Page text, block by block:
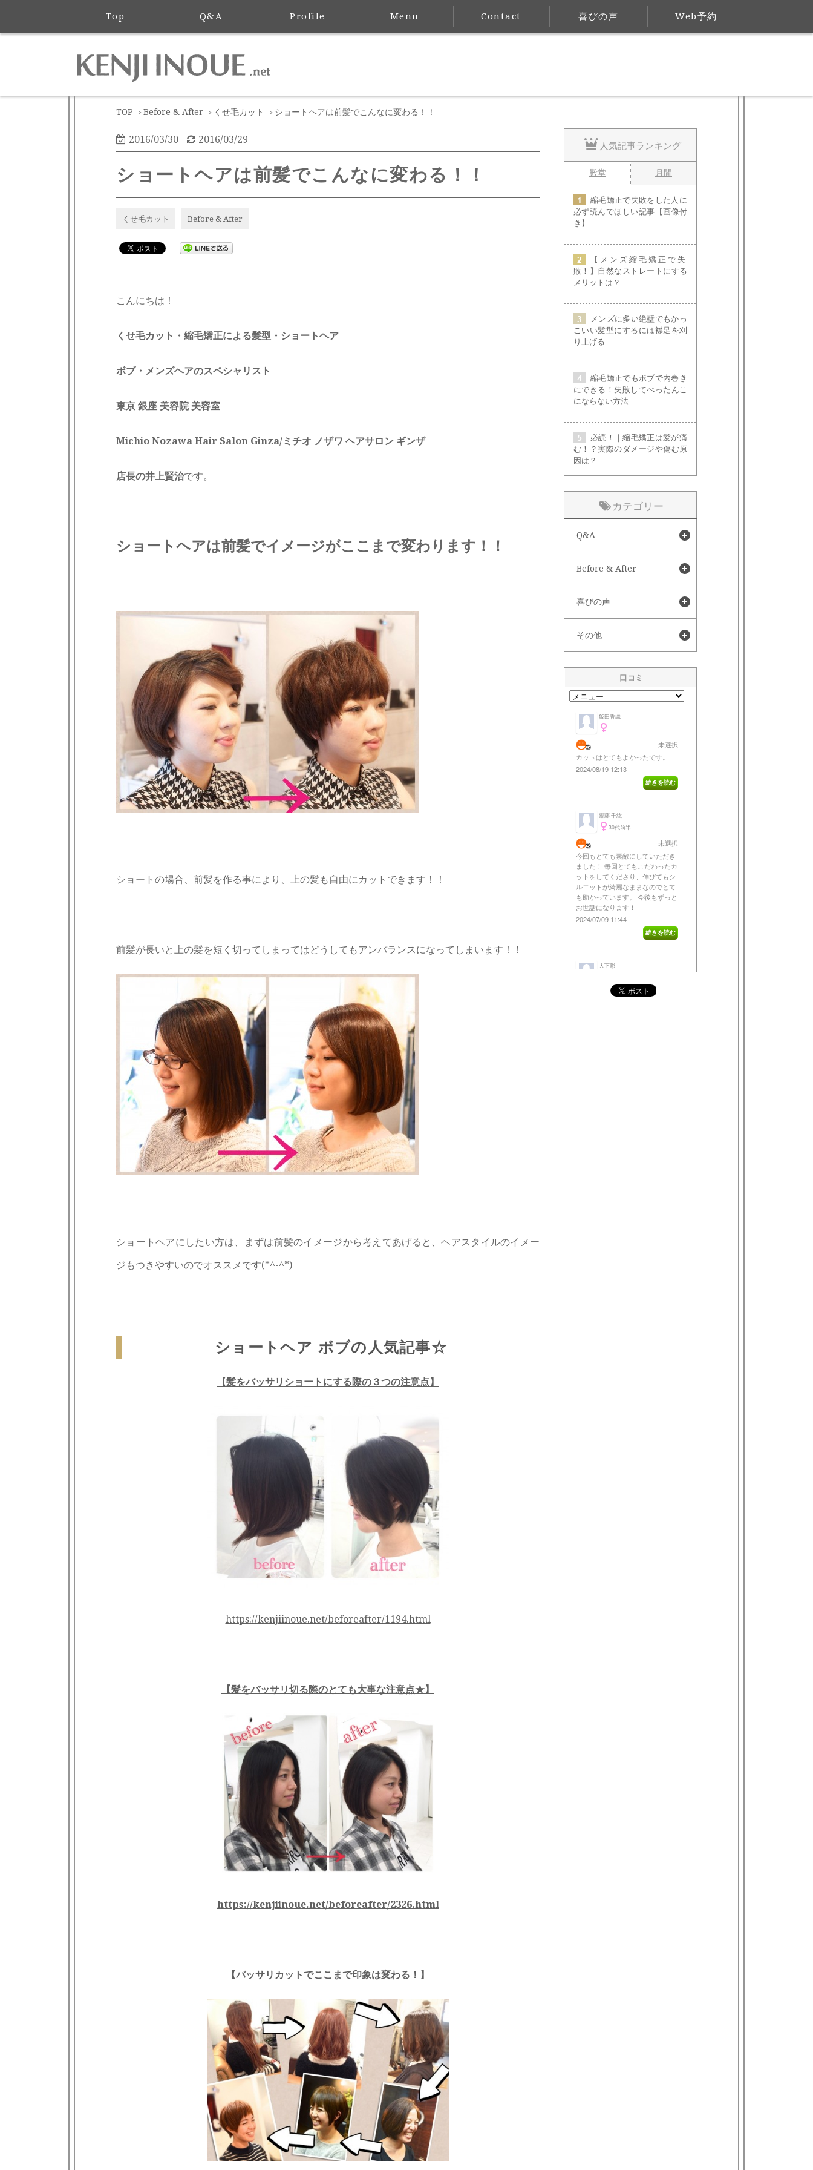
Top Q&A Profile Menu Contact 喜びの声 Web予約
TOP > Before & After > くせ毛カット > ショートヘアは前髪でこんなに変わる！！
2016/03/30 2016/03/29
ショートヘアは前髪でこんなに変わる！！
くせ毛カット Before & After
こんにちは！
くせ毛カット・縮毛矯正による髪型・ショートヘア
ボブ・メンズヘアのスペシャリスト
東京 銀座 美容院 美容室
Michio Nozawa Hair Salon Ginza/ミチオ ノザワ ヘアサロン ギンザ
店長の井上賢治です。
ショートヘアは前髪でイメージがここまで変わります！！
ショートの場合、前髪を作る事により、上の髪も自由にカットできます！！
前髪が長いと上の髪を短く切ってしまってはどうしてもアンバランスになってしまいます！！
ショートヘアにしたい方は、まずは前髪のイメージから考えてあげると、ヘアスタイルのイメー
ジもつきやすいのでオススメです(*^-^*)
ショートヘア ボブの人気記事☆
【髪をバッサリショートにする際の３つの注意点】
https://kenjiinoue.net/beforeafter/1194.html
【髪をバッサリ切る際のとても大事な注意点★】
https://kenjiinoue.net/beforeafter/2326.html
【バッサリカットでここまで印象は変わる！】
人気記事ランキング
殿堂 月間
縮毛矯正で失敗をした人に
必ず読んでほしい記事【画像付
き】
【メンズ縮毛矯正で失
敗！】自然なストレートにする
メリットは？
メンズに多い絶壁でもかっ
こいい髪型にするには襟足を刈
り上げる
縮毛矯正でもボブで内巻き
にできる！失敗してぺったんこ
にならない方法
必読！｜縮毛矯正は髪が痛
む！？実際のダメージや傷む原
因は？
カテゴリー
Q&A
Before & After
喜びの声
その他